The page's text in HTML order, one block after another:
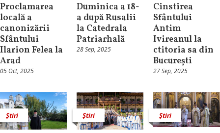
Proclamarea
locală a
canonizării
Sfântului
Ilarion Felea la
Arad
05 Oct, 2025
Duminica a 18-
a după Rusalii
la Catedrala
Patriarhală
28 Sep, 2025
Cinstirea
Sfântului
Antim
Ivireanul la
ctitoria sa din
București
27 Sep, 2025
Știri Știri Știri